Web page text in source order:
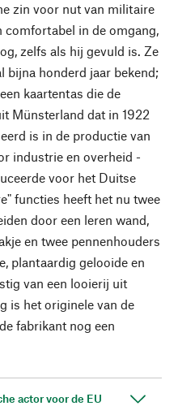
zin voor nut van militaire
comfortabel in de omgang,
zelfs als hij gevuld is. Ze
bijna honderd jaar bekend;
kaartentas die de
Münsterland dat in 1922
is in de productie van
industrie en overheid -
voor het Duitse
functies heeft het nu twee
door een leren wand,
en twee pennenhouders
plantaardig gelooide en
van een looierij uit
is het originele van de
fabrikant nog een
actor voor de EU